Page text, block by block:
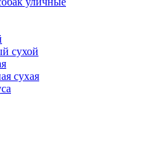
сухой
сухая